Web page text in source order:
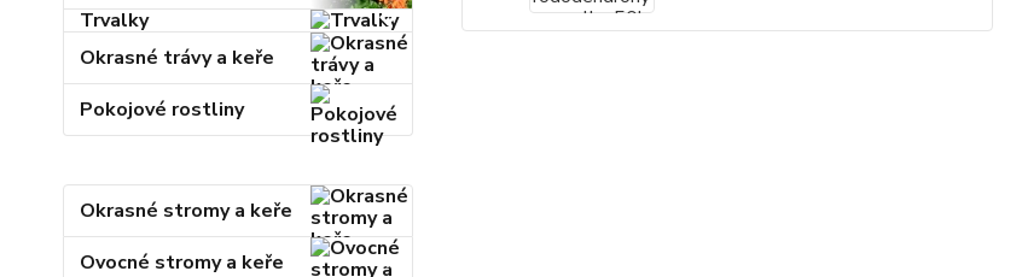
Trvalky
Okrasné trávy a keře
Pokojové rostliny
Okrasné stromy a keře
Ovocné stromy a keře